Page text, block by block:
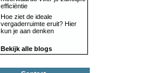
efficiëntie
Hoe ziet de ideale
vergaderruimte eruit? Hier
kun je aan denken
Bekijk alle blogs